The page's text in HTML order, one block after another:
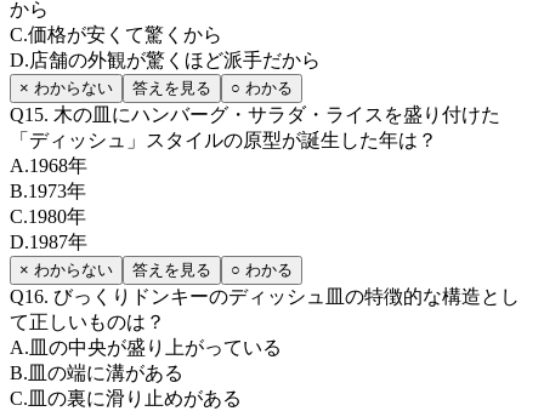
から
C.価格が安くて驚くから
D.店舗の外観が驚くほど派手だから
× わからない 答えを見る ○ わかる
Q15. 木の皿にハンバーグ・サラダ・ライスを盛り付けた
「ディッシュ」スタイルの原型が誕生した年は？
A.1968年
B.1973年
C.1980年
D.1987年
× わからない 答えを見る ○ わかる
Q16. びっくりドンキーのディッシュ皿の特徴的な構造とし
て正しいものは？
A. 皿の中央が盛り上がっている
B. 皿の端に溝がある
C. 皿の裏に滑り止めがある